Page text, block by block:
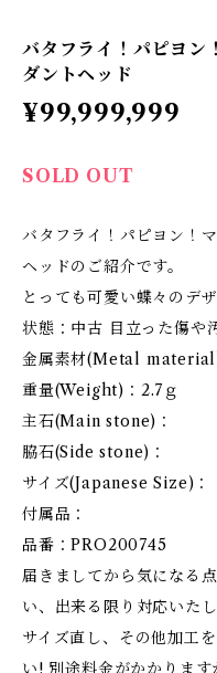
バタフライ！パピヨン
ダントヘッド
¥99,999,999
SOLD OUT
バタフライ！パピヨン！
ヘッドのご紹介です。
とっても可愛い蝶々のデ
状態：中古 目立った傷や
金属素材(Metal
重量(Weight)：2.7ｇ
主石(Main stone)：
脇石(Side stone)：
サイズ(Japanese Size)：
付属品：
品番：PRO200745
届きましてから気になる
い、出来る限り対応いたし
サイズ直し、その他加工
い! 別途料金がかかります